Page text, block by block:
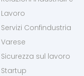
Lavoro
Servizi Confindustria
Varese
Sicurezza sul lavoro
Startup